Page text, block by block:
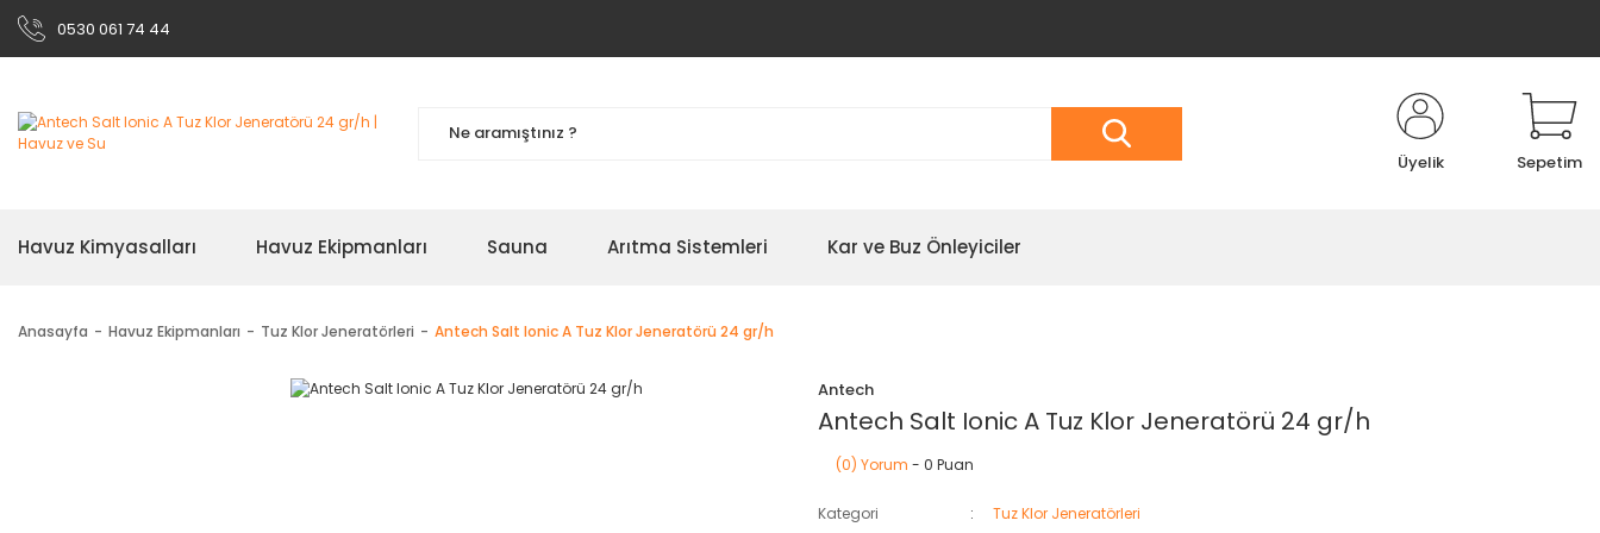
0530 061 74 44
Üyelik Sepetim
Havuz Kimyasalları Havuz Ekipmanları Sauna Arıtma Sistemleri Kar ve Buz Önleyiciler
Anasayfa Havuz Ekipmanları Tuz Klor Jeneratörleri Antech Salt Ionic A Tuz Klor Jeneratörü 24 gr/h
Antech
Antech Salt Ionic A Tuz Klor Jeneratörü 24 gr/h
(0) Yorum - 0 Puan
Kategori
Tuz Klor Jeneratörleri